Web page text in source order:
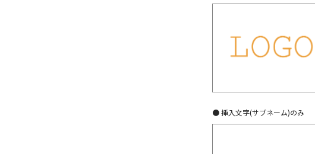
● 挿入文字(サブネーム)のみ